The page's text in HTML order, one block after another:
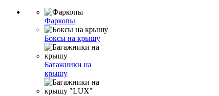
Фаркопы
Боксы на крышу
Багажники на
крышу